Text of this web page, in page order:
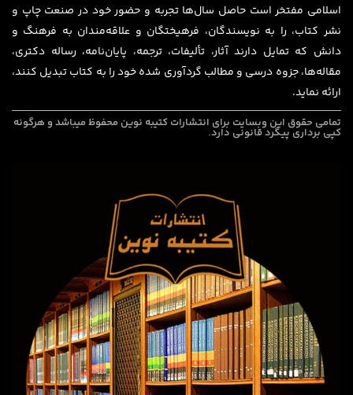
اسلامی مفتخر است حاصل سال‌ها تجربه و حضور خود در صنعت چاپ و
نشر کتاب، را به نویسندگان، فرهیختگان و علاقه‌مندان به فرهنگ و
دانش که تمایل دارند آثار، تألیفات، ترجمه، پایان‌نامه، رساله دکتری،
مقاله‌ها، جزوه درسی و مطالب گردآوری شده خود را به کتاب تبدیل کنند،
ارائه نماید.
تمامی حقوق این وبسایت برای انتشارات کتیبه نوین محفوظ میباشد و هرگونه
کپی برداری پیگرد قانونی دارد.